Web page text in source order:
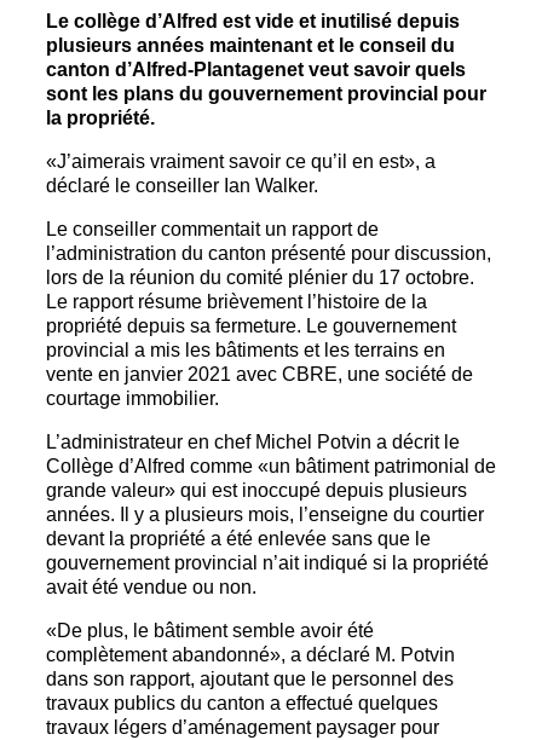
Le collège d’Alfred est vide et inutilisé depuis
plusieurs années maintenant et le conseil du
canton d’Alfred-Plantagenet veut savoir quels
sont les plans du gouvernement provincial pour
la propriété.
«J’aimerais vraiment savoir ce qu’il en est», a
déclaré le conseiller Ian Walker.
Le conseiller commentait un rapport de
l’administration du canton présenté pour discussion,
lors de la réunion du comité plénier du 17 octobre.
Le rapport résume brièvement l’histoire de la
propriété depuis sa fermeture. Le gouvernement
provincial a mis les bâtiments et les terrains en
vente en janvier 2021 avec CBRE, une société de
courtage immobilier.
L’administrateur en chef Michel Potvin a décrit le
Collège d’Alfred comme «un bâtiment patrimonial de
grande valeur» qui est inoccupé depuis plusieurs
années. Il y a plusieurs mois, l’enseigne du courtier
devant la propriété a été enlevée sans que le
gouvernement provincial n’ait indiqué si la propriété
avait été vendue ou non.
«De plus, le bâtiment semble avoir été
complètement abandonné», a déclaré M. Potvin
dans son rapport, ajoutant que le personnel des
travaux publics du canton a effectué quelques
travaux légers d’aménagement paysager pour